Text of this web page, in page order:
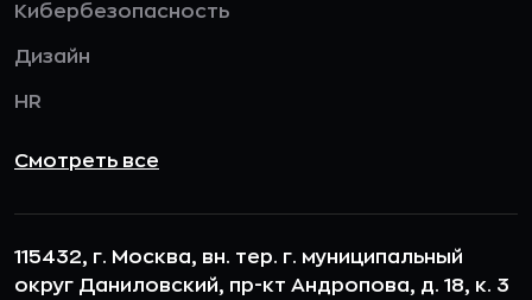
Кибербезопасность
Дизайн
HR
Смотреть все
115432, г. Москва, вн. тер. г. муниципальный
округ Даниловский, пр-кт Андропова, д. 18, к. 3